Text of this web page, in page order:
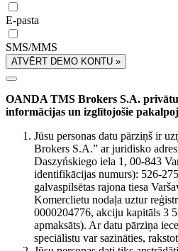
E-pasta
SMS/MMS
ATVĒRT DEMO KONTU »
OANDA TMS Brokers S.A.
informācijas un izglītojošie
Jūsu personas datu pārziņš ir
Brokers S.A.” ar juridisko
Daszyńskiego iela 1, 00-843
identifikācijas numurs): 526-
galvaspilsētas rajona tiesa
Komerclietu nodaļa uztur
0000204776, akciju kapitāls 3
apmaksāts). Ar datu pārziņa
speciālistu var sazināties,